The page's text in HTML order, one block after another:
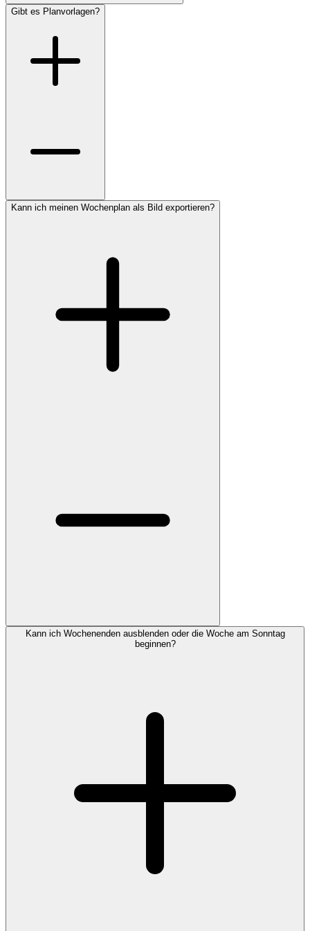
Gibt es Planvorlagen?
Kann ich meinen Wochenplan als Bild exportieren?
Kann ich Wochenenden ausblenden oder die Woche am Sonntag
beginnen?